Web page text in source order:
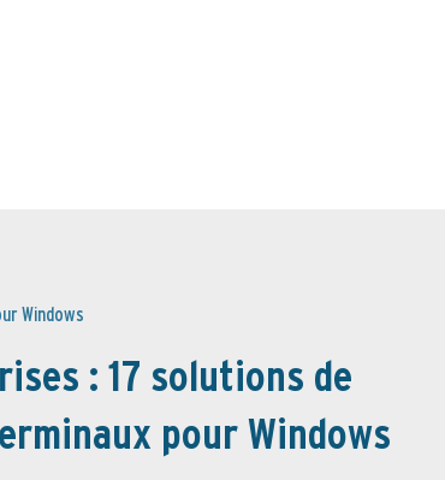
Windows
: 17 solutions de
pour Windows